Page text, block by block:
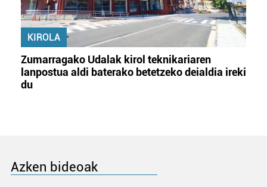
KIROLA
Zumarragako Udalak kirol teknikariaren
lanpostua aldi baterako betetzeko deialdia ireki
du
Azken bideoak